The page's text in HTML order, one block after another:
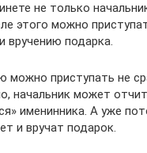
не только
этого можно
вручению подарка.
можно приступать не
начальник может
именинника. А уже
и вручат подарок.